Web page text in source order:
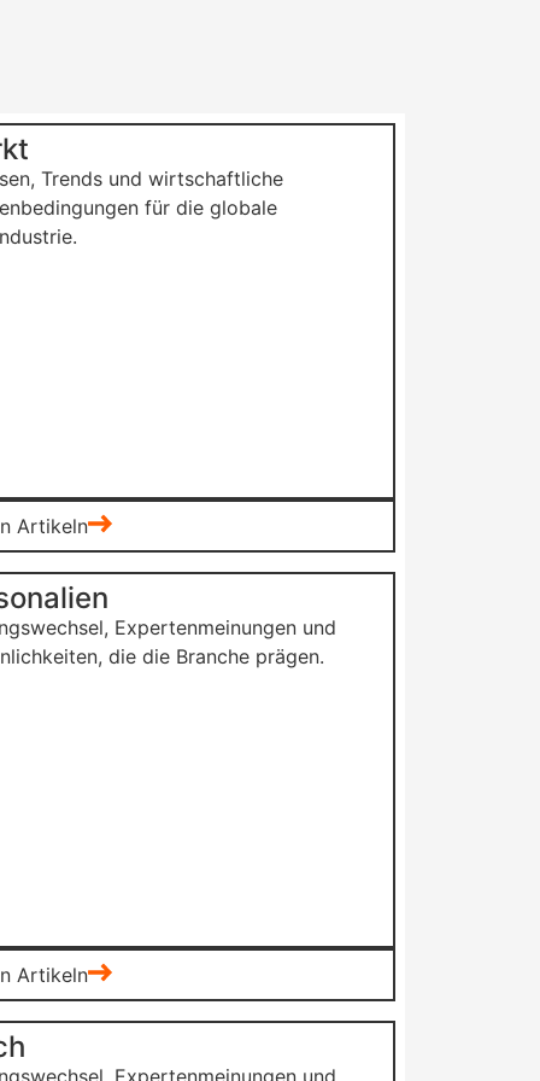
Trends und wirtschaftliche
für die globale
Artikeln
Expertenmeinungen und
die die Branche prägen.
Artikeln